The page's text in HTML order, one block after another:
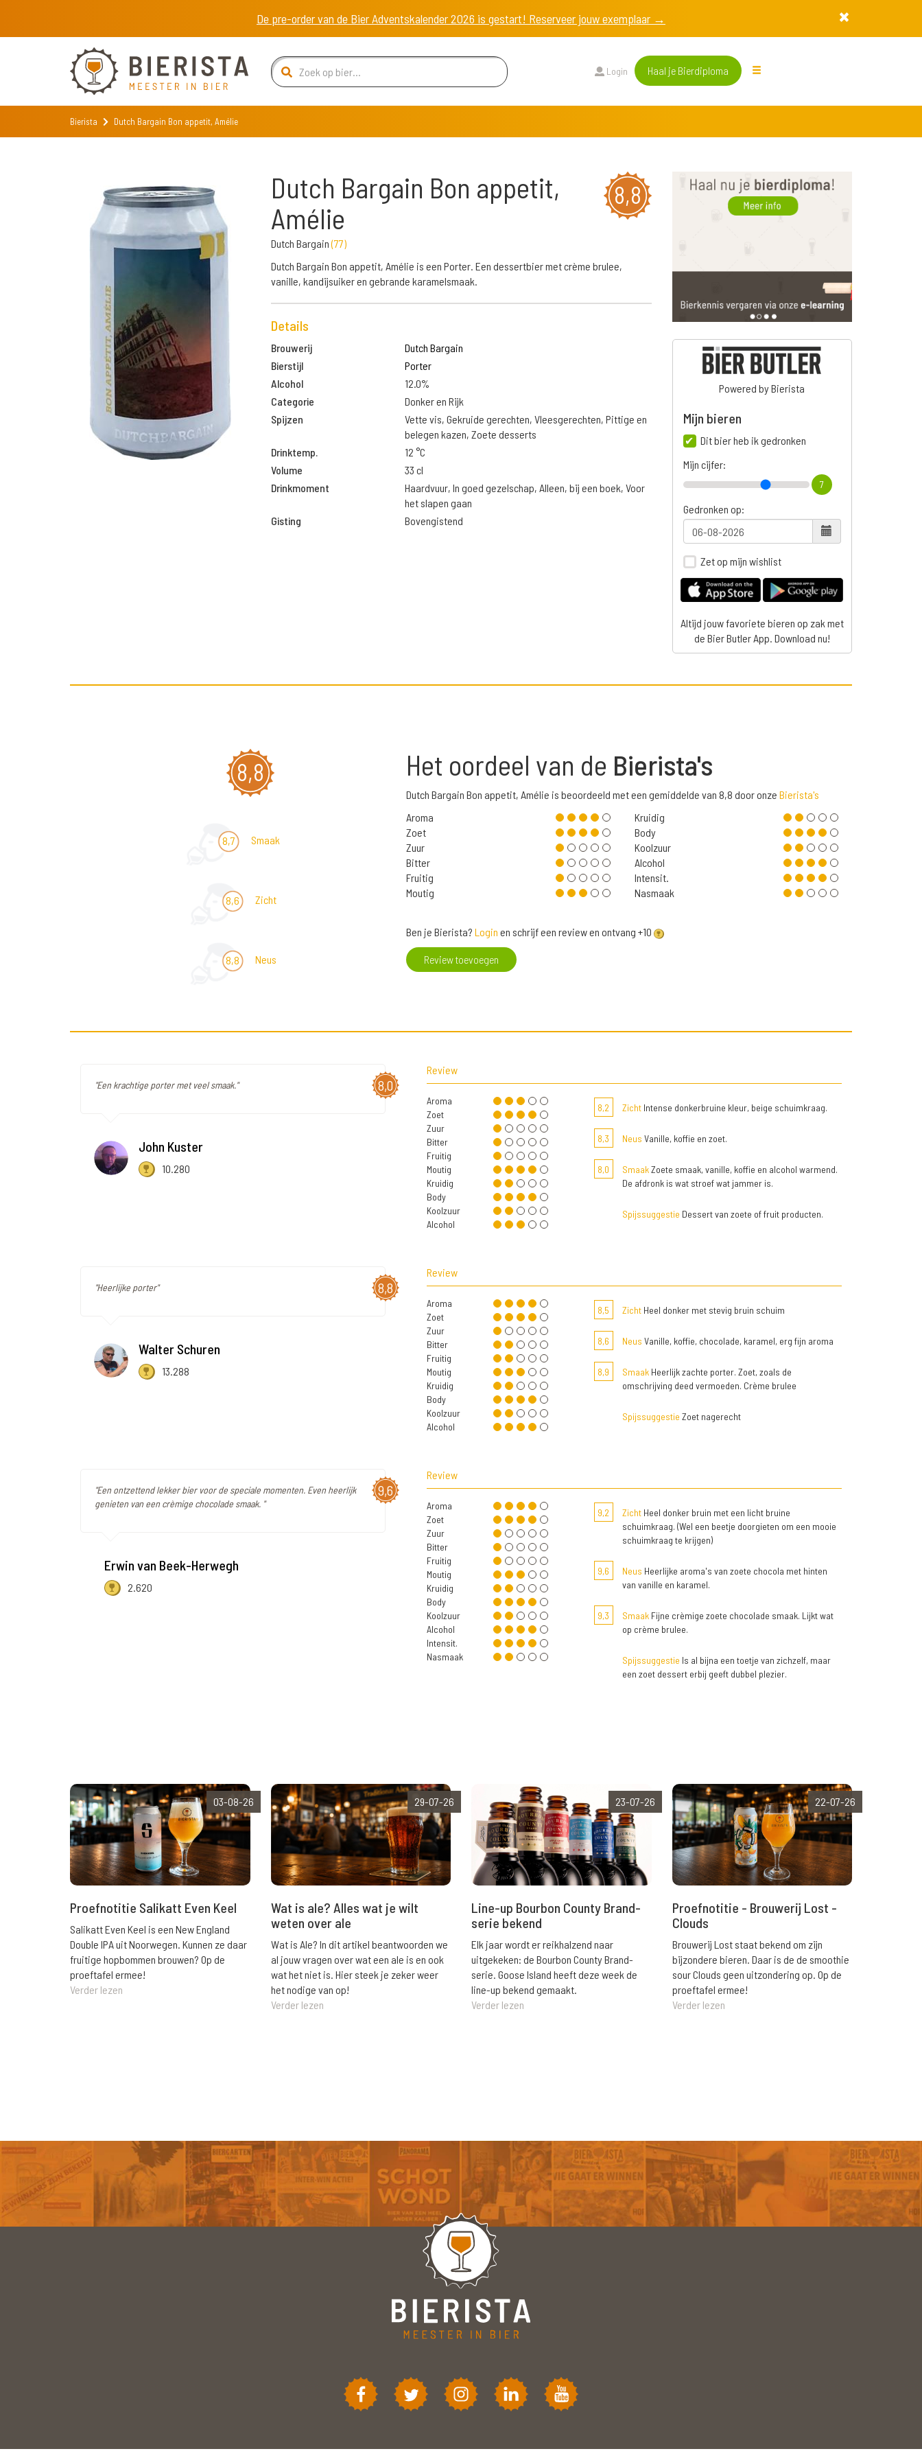
De pre-order van de Bier Adventskalender 2026 is gestart! Reserveer jouw exemplaar →
Login Haal je Bierdiploma
Bierista Dutch Bargain Bon appetit, Amélie
8,8
Dutch Bargain Bon appetit,
Amélie
Dutch Bargain(77)
Dutch Bargain Bon appetit, Amélie is een Porter. Een dessertbier met crème brulee,
vanille, kandijsuiker en gebrande karamelsmaak.
Details
Brouwerij
Dutch Bargain
Bierstijl
Porter
Alcohol
12.0%
Categorie
Donker en Rijk
Spijzen
Vette vis, Gekruide gerechten, Vleesgerechten, Pittige en
belegen kazen, Zoete desserts
Drinktemp.
12 °C
Volume
33 cl
Drinkmoment
Haardvuur, In goed gezelschap, Alleen, bij een boek, Voor
het slapen gaan
Gisting
Bovengistend
Powered by Bierista
Mijn bieren
Dit bier heb ik gedronken
Mijn cijfer:
7
Gedronken op:
Zet op mijn wishlist
Altijd jouw favoriete bieren op zak met
de Bier Butler App. Download nu!
8,8
8,7 Smaak
8,6 Zicht
8,8 Neus
Het oordeel van de Bierista's
Dutch Bargain Bon appetit, Amélie is beoordeeld met een gemiddelde van 8,8 door onze Bierista's
Aroma
Zoet
Zuur
Bitter
Fruitig
Moutig
Kruidig
Body
Koolzuur
Alcohol
Intensit.
Nasmaak
Ben je Bierista? Login en schrijf een review en ontvang +10
Review toevoegen
8,0
"Een krachtige porter met veel smaak."
John Kuster
10.280
Review
Aroma
Zoet
Zuur
Bitter
Fruitig
Moutig
Kruidig
Body
Koolzuur
Alcohol
8,2 ZichtIntense donkerbruine kleur, beige schuimkraag.
8,3 Neus Vanille, koffie en zoet.
8,0 SmaakZoete smaak, vanille, koffie en alcohol warmend.
De afdronk is wat stroef wat jammer is.
Spijssuggestie Dessert van zoete of fruit producten.
8,8
"Heerlijke porter"
Walter Schuren
13.288
Review
Aroma
Zoet
Zuur
Bitter
Fruitig
Moutig
Kruidig
Body
Koolzuur
Alcohol
8,5 ZichtHeel donker met stevig bruin schuim
8,6 Neus Vanille, koffie, chocolade, karamel, erg fijn aroma
8,9 SmaakHeerlijk zachte porter. Zoet, zoals de
omschrijving deed vermoeden. Crème brulee
Spijssuggestie Zoet nagerecht
9,6
"Een ontzettend lekker bier voor de speciale momenten. Even heerlijk
genieten van een crèmige chocolade smaak. "
Erwin van Beek-Herwegh
2.620
Review
Aroma
Zoet
Zuur
Bitter
Fruitig
Moutig
Kruidig
Body
Koolzuur
Alcohol
Intensit.
Nasmaak
9,2 ZichtHeel donker bruin met een licht bruine
schuimkraag. (Wel een beetje doorgieten om een mooie
schuimkraag te krijgen)
9,6 Neus Heerlijke aroma's van zoete chocola met hinten
van vanille en karamel.
9,3 SmaakFijne crèmige zoete chocolade smaak. Lijkt wat
op crème brulee.
Spijssuggestie Is al bijna een toetje van zichzelf, maar
een zoet dessert erbij geeft dubbel plezier.
03-08-26
Proefnotitie Salikatt Even Keel
Salikatt Even Keel is een New England
Double IPA uit Noorwegen. Kunnen ze daar
fruitige hopbommen brouwen? Op de
proeftafel ermee!
Verder lezen
29-07-26
Wat is ale? Alles wat je wilt
weten over ale
Wat is Ale? In dit artikel beantwoorden we
al jouw vragen over wat een ale is en ook
wat het niet is. Hier steek je zeker weer
het nodige van op!
Verder lezen
23-07-26
Line-up Bourbon County Brand-
serie bekend
Elk jaar wordt er reikhalzend naar
uitgekeken: de Bourbon County Brand-
serie. Goose Island heeft deze week de
line-up bekend gemaakt.
Verder lezen
22-07-26
Proefnotitie - Brouwerij Lost -
Clouds
Brouwerij Lost staat bekend om zijn
bijzondere bieren. Daar is de de smoothie
sour Clouds geen uitzondering op. Op de
proeftafel ermee!
Verder lezen